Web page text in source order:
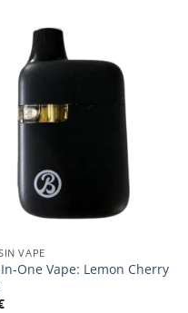
VAPE
One Vape: Lemon Cherry